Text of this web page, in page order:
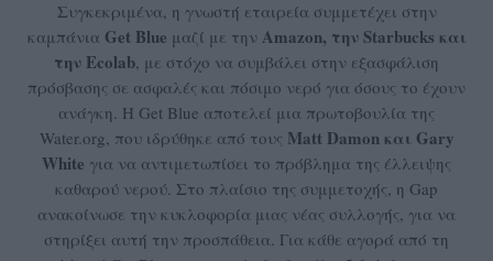
Συγκεκριμένα, η γνωστή εταιρεία συμμετέχει στην
καμπάνια Get Blue μαζί με την Amazon, την Starbucks και
την Ecolab, με στόχο να συμβάλει στην εξασφάλιση
πρόσβασης σε ασφαλές και πόσιμο νερό για όσους το έχουν
ανάγκη. Η Get Blue αποτελεί μια πρωτοβουλία της
Water.org, που ιδρύθηκε από τους Matt Damon και Gary
White για να αντιμετωπίσει το πρόβλημα της έλλειψης
καθαρού νερού. Στο πλαίσιο της συμμετοχής, η Gap
ανακοίνωσε την κυκλοφορία μιας νέας συλλογής, για να
στηρίξει αυτή την προσπάθεια. Για κάθε αγορά από τη